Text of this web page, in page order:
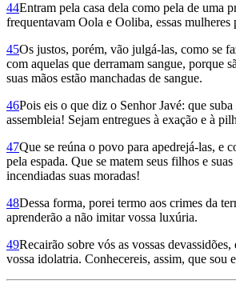
44Entram pela casa dela como pela de uma
frequentavam Oola e Ooliba, essas mulheres
45Os justos, porém, vão julgá-las, como se
com aquelas que derramam sangue, porque
suas mãos estão manchadas de sangue.
46Pois eis o que diz o Senhor Javé: que suba
assembleia! Sejam entregues à exação e à
47Que se reúna o povo para apedrejá-las, e
pela espada. Que se matem seus filhos e
incendiadas suas moradas!
48Dessa forma, porei termo aos crimes da
aprenderão a não imitar vossa luxúria.
49Recairão sobre vós as vossas devassidões,
vossa idolatria. Conhecereis, assim, que sou